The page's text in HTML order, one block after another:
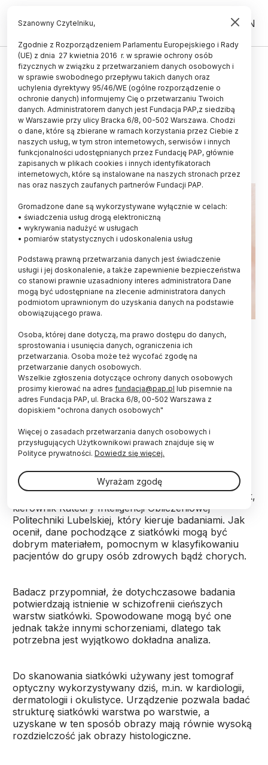
PL EN
ZDROWIE
Polacy chcą wykorzystać AI do
diagnozowania schizofrenii na
podstawie skanowania siatkówki
02.04.2025
aktualizacja: 02.04.2025
2 minuty czytania
Read the English version of this article
Badania wykorzystujące AI do diagnozowania
schizofrenii na podstawie skanowania siatkówki
oka prowadzą naukowcy z Politechniki Lubelskiej,
Uniwersytetu Medycznego w Lublinie,
Katolickiego Uniwersytetu Lubelskiego oraz
University of Rochester (USA).
"Siatkówka jest ściśle powiązana z ośrodkowym
układem nerwowym, można powiedzieć, że jest
uproszczonym modelem tego, co dzieje się w
mózgu" – powiedział cytowany w informacji
prasowej przesłanej PAP dr. hab. Paweł Karczmarek,
kierownik Katedry Inteligencji Obliczeniowej
Politechniki Lubelskiej, który kieruje badaniami. Jak
ocenił, dane pochodzące z siatkówki mogą być
dobrym materiałem, pomocnym w klasyfikowaniu
pacjentów do grupy osób zdrowych bądź chorych.
Badacz przypomniał, że dotychczasowe badania
potwierdzają istnienie w schizofrenii cieńszych
warstw siatkówki. Spowodowane mogą być one
jednak także innymi schorzeniami, dlatego tak
potrzebna jest wyjątkowo dokładna analiza.
Do skanowania siatkówki używany jest tomograf
optyczny wykorzystywany dziś, m.in. w kardiologii,
dermatologii i okulistyce. Urządzenie pozwala badać
strukturę siatkówki warstwa po warstwie, a
uzyskane w ten sposób obrazy mają równie wysoką
rozdzielczość jak obrazy histologiczne.
Szanowny Czytelniku,
Zgodnie z Rozporządzeniem Parlamentu Europejskiego i Rady
(UE) z dnia 27 kwietnia 2016 r. w sprawie ochrony osób
fizycznych w związku z przetwarzaniem danych osobowych i
w sprawie swobodnego przepływu takich danych oraz
uchylenia dyrektywy 95/46/WE (ogólne rozporządzenie o
ochronie danych) informujemy Cię o przetwarzaniu Twoich
danych. Administratorem danych jest Fundacja PAP,z siedzibą
w Warszawie przy ulicy Bracka 6/8, 00-502 Warszawa. Chodzi
o dane, które są zbierane w ramach korzystania przez Ciebie z
naszych usług, w tym stron internetowych, serwisów i innych
funkcjonalności udostępnianych przez Fundację PAP, głównie
zapisanych w plikach cookies i innych identyfikatorach
internetowych, które są instalowane na naszych stronach przez
nas oraz naszych zaufanych partnerów Fundacji PAP.
Gromadzone dane są wykorzystywane wyłącznie w celach:
• świadczenia usług drogą elektroniczną
• wykrywania nadużyć w usługach
• pomiarów statystycznych i udoskonalenia usług
Podstawą prawną przetwarzania danych jest świadczenie
usługi i jej doskonalenie, a także zapewnienie bezpieczeństwa
co stanowi prawnie uzasadniony interes administratora Dane
mogą być udostępniane na zlecenie administratora danych
podmiotom uprawnionym do uzyskania danych na podstawie
obowiązującego prawa.
Osoba, której dane dotyczą, ma prawo dostępu do danych,
sprostowania i usunięcia danych, ograniczenia ich
przetwarzania. Osoba może też wycofać zgodę na
przetwarzanie danych osobowych.
Wszelkie zgłoszenia dotyczące ochrony danych osobowych
prosimy kierować na adres fundacja@pap.pl lub pisemnie na
adres Fundacja PAP, ul. Bracka 6/8, 00-502 Warszawa z
dopiskiem "ochrona danych osobowych"
Więcej o zasadach przetwarzania danych osobowych i
przysługujących Użytkownikowi prawach znajduje się w
Polityce prywatności. Dowiedz się więcej.
Wyrażam zgodę